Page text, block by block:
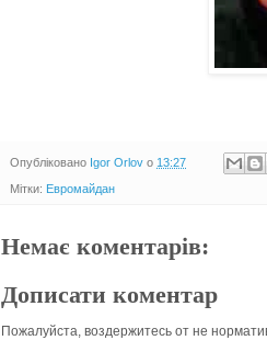
Опубліковано Igor Orlov о 13:27
Мітки: Евромайдан
Немає коментарів:
Дописати коментар
Пожалуйста, воздержитесь от не